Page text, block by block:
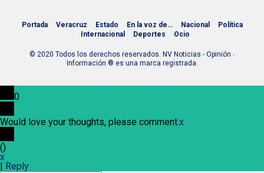
Portada Veracruz Estado En la voz de… Nacional
Política
Internacional
Deportes Ocio
© 2020 Todos los derechos reservados. NV Noticias - Opinión ∙
Información ® es una marca registrada.
0
Would love your thoughts, please comment.x
()
x
| Reply